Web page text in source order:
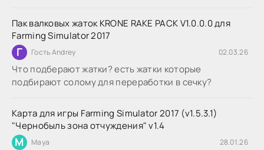
Пак валковых жаток KRONE RAKE PACK V1.0.0.0 для
Farming Simulator 2017
Г Гость Andrey 02.03.26
Что подберают жатки? есть жатки которые
подбирают солому для переработки в сечку?
Карта для игры Farming Simulator 2017 (v1.5.3.1)
"Чернобыль зона отчуждения" v1.4
M Maya 28.01.26